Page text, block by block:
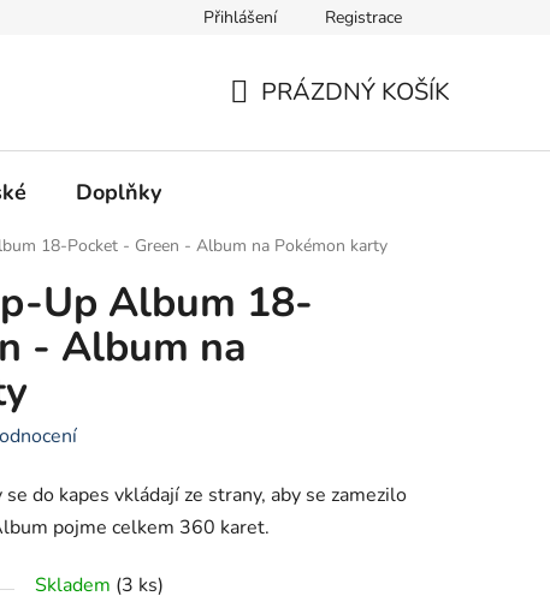
Přihlášení Registrace
PRÁZDNÝ KOŠÍK
Doplňky
18-Pocket - Green - Album na Pokémon karty
Up Album 18-
- Album na
do kapes vkládají ze strany, aby se zamezilo
pojme celkem 360 karet.
Skladem (3 ks)